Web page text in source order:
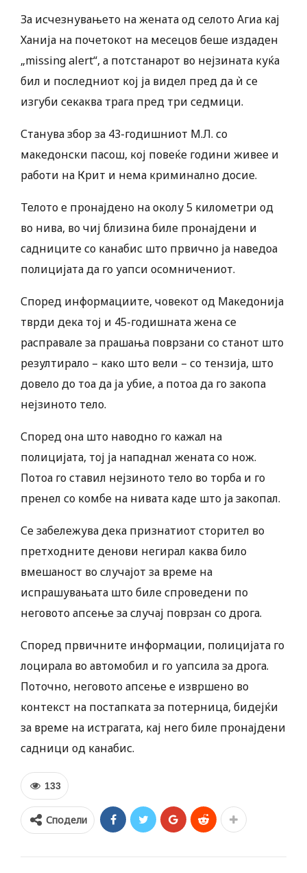
За исчезнувањето на жената од селото Агиа кај
Ханија на почетокот на месецов беше издаден
„missing alert“, а потстанарот во нејзината куќа
бил и последниот кој ја видел пред да ѝ се
изгуби секаква трага пред три седмици.
Станува збор за 43-годишниот М.Л. со
македонски пасош, кој повеќе години живее и
работи на Крит и нема криминално досие.
Телото е пронајдено на околу 5 километри од
во нива, во чиј близина биле пронајдени и
садниците со канабис што првично ја наведоа
полицијата да го уапси осомничениот.
Според информациите, човекот од Македонија
тврди дека тој и 45-годишната жена се
расправале за прашања поврзани со станот што
резултирало – како што вели – со тензија, што
довело до тоа да ја убие, а потоа да го закопа
нејзиното тело.
Според она што наводно го кажал на
полицијата, тој ја нападнал жената со нож.
Потоа го ставил нејзиното тело во торба и го
пренел со комбе на нивата каде што ја закопал.
Се забележува дека признатиот сторител во
претходните денови негирал каква било
вмешаност во случајот за време на
испрашувањата што биле спроведени по
неговото апсење за случај поврзан со дрога.
Според првичните информации, полицијата го
лоцирала во автомобил и го уапсила за дрога.
Поточно, неговото апсење е извршено во
контекст на постапката за потерница, бидејќи
за време на истрагата, кај него биле пронајдени
садници од канабис.
133
Сподели